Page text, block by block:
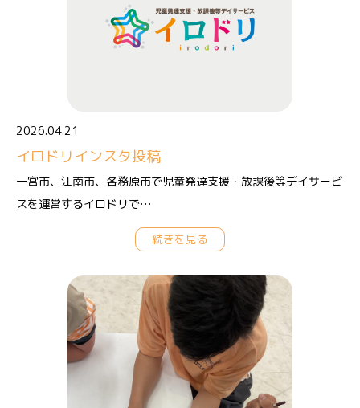
2026.04.21
イロドリインスタ投稿
一宮市、江南市、各務原市で児童発達支援・放課後等デイサービ
スを運営するイロドリで…
続きを見る